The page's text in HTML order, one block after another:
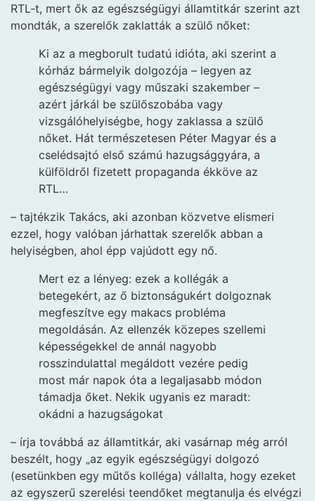
RTL-t, mert ők az egészségügyi államtitkár szerint azt
mondták, a szerelők zaklatták a szülő nőket:
Ki az a megborult tudatú idióta, aki szerint a
kórház bármelyik dolgozója – legyen az
egészségügyi vagy műszaki szakember –
azért járkál be szülőszobába vagy
vizsgálóhelyiségbe, hogy zaklassa a szülő
nőket. Hát természetesen Péter Magyar és a
cselédsajtó első számú hazugsággyára, a
külföldről fizetett propaganda ékköve az
RTL…
– tajtékzik Takács, aki azonban közvetve elismeri
ezzel, hogy valóban járhattak szerelők abban a
helyiségben, ahol épp vajúdott egy nő.
Mert ez a lényeg: ezek a kollégák a
betegekért, az ő biztonságukért dolgoznak
megfeszítve egy makacs probléma
megoldásán. Az ellenzék közepes szellemi
képességekkel de annál nagyobb
rosszindulattal megáldott vezére pedig
most már napok óta a legaljasabb módon
támadja őket. Nekik ugyanis ez maradt:
okádni a hazugságokat
– írja továbbá az államtitkár, aki vasárnap még arról
beszélt, hogy „az egyik egészségügyi dolgozó
(esetünkben egy műtős kolléga) vállalta, hogy ezeket
az egyszerű szerelési teendőket megtanulja és elvégzi